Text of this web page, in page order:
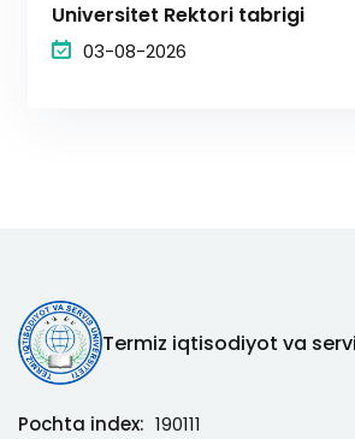
Universitet Rektori tabrigi
03-08-2026
Termiz iqtisodiyot va
Pochta index: 190111